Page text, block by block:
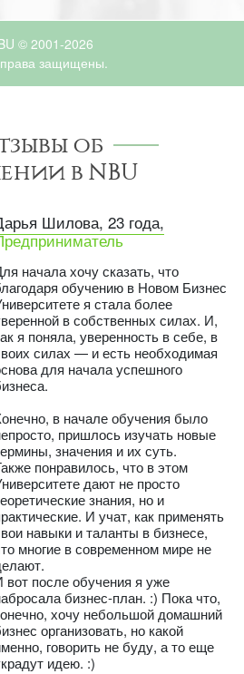
© 2001-2026
защищены.
об
в NBU
Шилова, 23 года,
начала хочу сказать, что
обучению в Новом Бизнес
я стала более
в собственных силах. И,
я поняла, уверенность в себе, в
силах — и есть необходимая
для начала успешного
в начале обучения было
пришлось изучать новые
значения и их суть.
понравилось, что в этом
дают не просто
знания, но и
И учат, как применять
навыки и таланты в бизнесе,
многие в современном мире не
вот после обучения я уже
бизнес-план. :) Пока что,
хочу небольшой домашний
организовать, но какой
говорить не буду, а то еще
идею. :)